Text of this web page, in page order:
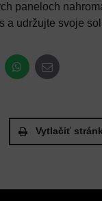
paneloch
a udržujte svoje
WhatsApp
E-mail
Vytlačiť